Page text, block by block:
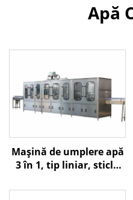
Apă
Mașină de umplere apă
3 în 1, tip liniar, sticlă